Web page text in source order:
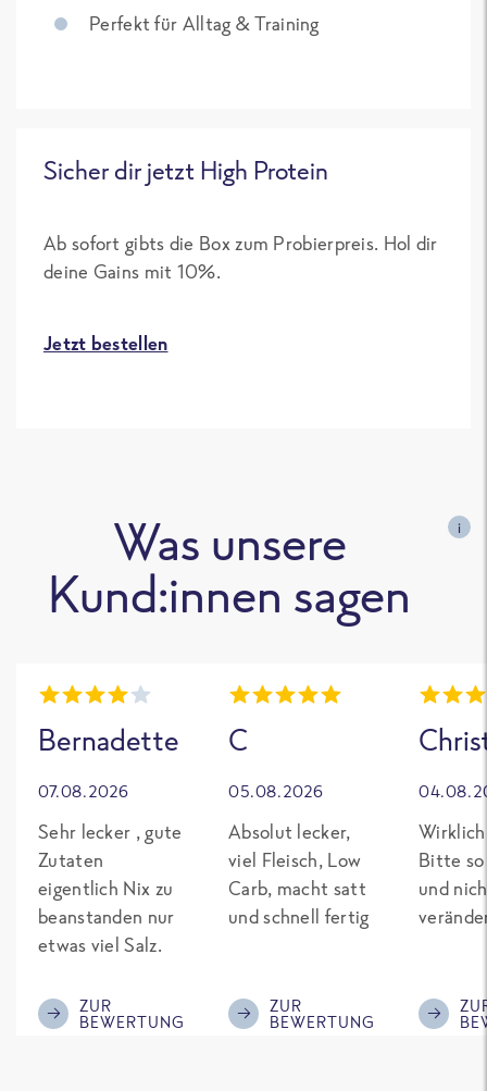
Perfekt für Alltag & Training
Sicher dir jetzt High Protein
Ab sofort gibts die Box zum Probierpreis. Hol dir
deine Gains mit 10%.
Jetzt bestellen
Was unsere
Kund:innen sagen
i
Bernadette
07.08.2026
Sehr lecker , gute
Zutaten
eigentlich Nix zu
beanstanden nur
etwas viel Salz.
ZUR
BEWERTUNG
C
05.08.2026
Absolut lecker,
viel Fleisch, Low
Carb, macht satt
und schnell fertig
ZUR
BEWERTUNG
Bitte so
und